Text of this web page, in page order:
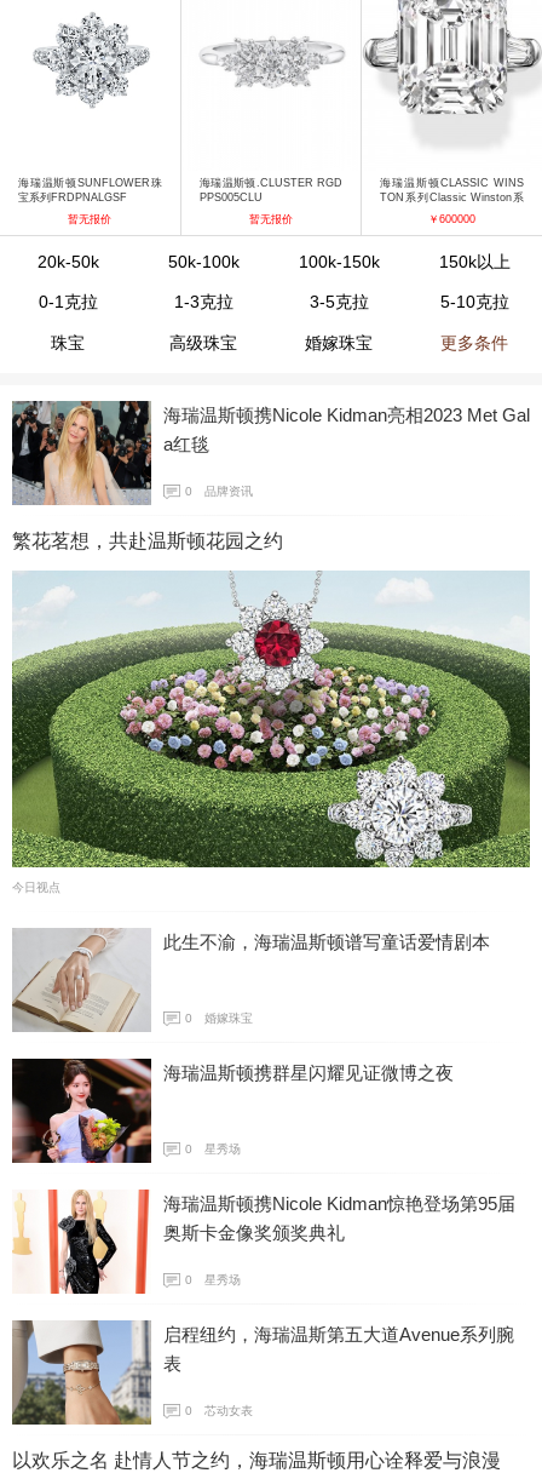
海瑞温斯顿SUNFLOWER珠
宝系列FRDPNALGSF
暂无报价
海瑞温斯顿.CLUSTER RGD
PPS005CLU
暂无报价
海瑞温斯顿CLASSIC WINS
TON系列Classic Winston系
列祖母绿型切工钻石搭配长锥
形切工边钻订婚戒指
￥600000
20k-50k 50k-100k 100k-150k 150k以上
0-1克拉 1-3克拉 3-5克拉 5-10克拉
珠宝 高级珠宝 婚嫁珠宝 更多条件
海瑞温斯顿携Nicole Kidman亮相2023 Met Gal
a红毯
0 品牌资讯
繁花茗想，共赴温斯顿花园之约
今日视点
此生不渝，海瑞温斯顿谱写童话爱情剧本
0 婚嫁珠宝
海瑞温斯顿携群星闪耀见证微博之夜
0 星秀场
海瑞温斯顿携Nicole Kidman惊艳登场第95届
奥斯卡金像奖颁奖典礼
0 星秀场
启程纽约，海瑞温斯第五大道Avenue系列腕
表
0 芯动女表
以欢乐之名 赴情人节之约，海瑞温斯顿用心诠释爱与浪漫